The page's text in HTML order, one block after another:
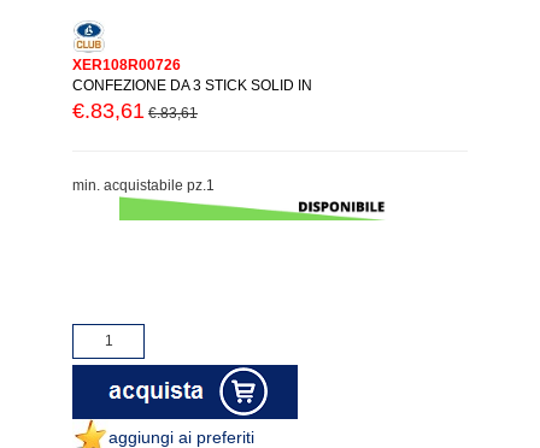
XER108R00726
CONFEZIONE DA 3 STICK SOLID IN
€.83,61 €.83,61
min. acquistabile pz.1
aggiungi ai preferiti